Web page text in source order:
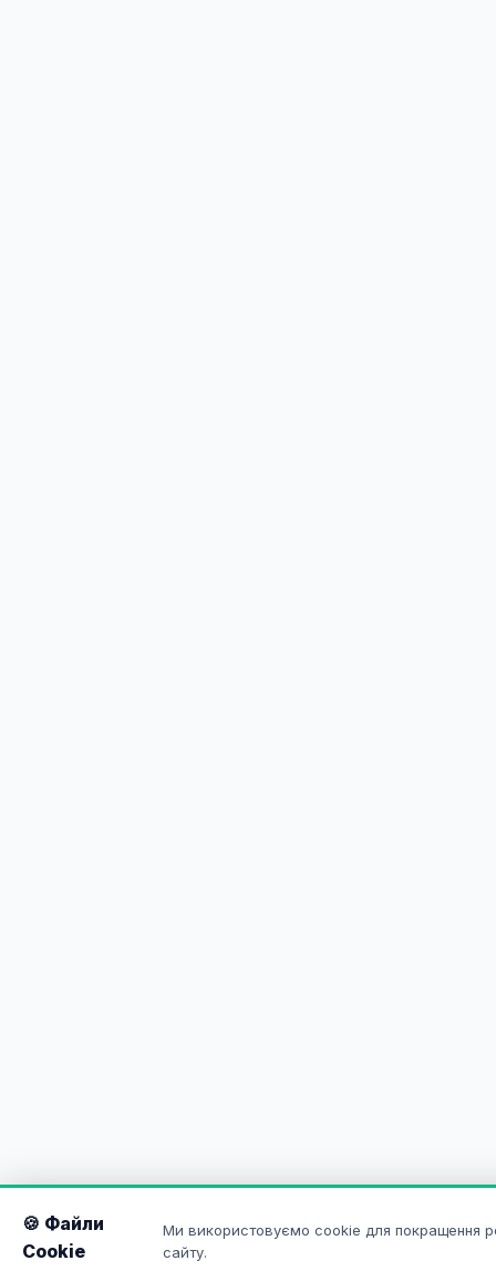
🍪 Файли
Cookie
Ми використовуємо cookie для покращення
сайту.